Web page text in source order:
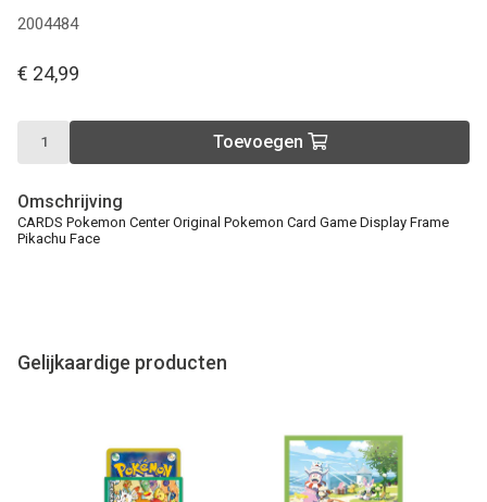
2004484
€ 24,99
Toevoegen
Omschrijving
CARDS Pokemon Center Original Pokemon Card Game Display Frame
Pikachu Face
Gelijkaardige producten